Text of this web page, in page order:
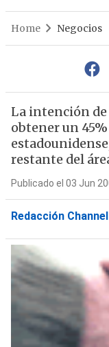
Home Negocios
La intención de
obtener un
restante del
Publicado el 03 Jun
Redacción